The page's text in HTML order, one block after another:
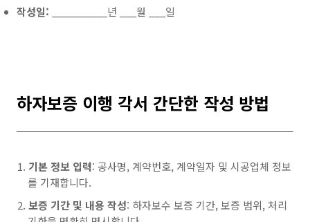
작성일: __________년 ___월 ___일
하자보증 이행 각서 간단한 작성 방법
기본 정보 입력: 공사명, 계약번호, 계약일자 및 시공업체 정보
를 기재합니다.
보증 기간 및 내용 작성: 하자보수 보증 기간, 보증 범위, 처리